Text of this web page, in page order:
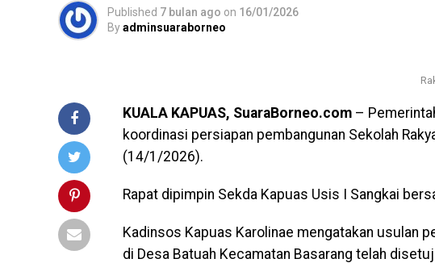
Published 7 bulan ago on 16/01/2026
Byadminsuaraborneo
KUALA KAPUAS, SuaraBorneo.com –
koordinasi persiapan pembangunan Sekolah
(14/1/2026).
Rapat dipimpin Sekda Kapuas Usis I Sangkai
Kadinsos Kapuas Karolinae mengatakan usulan
di Desa Batuah Kecamatan Basarang telah